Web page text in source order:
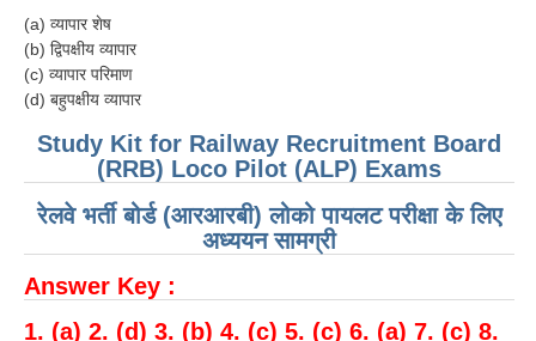
(a) व्यापार शेष
(b) द्विपक्षीय व्यापार
(c) व्यापार परिमाण
(d) बहुपक्षीय व्यापार
Study Kit for Railway Recruitment Board
(RRB) Loco Pilot (ALP) Exams
रेलवे भर्ती बोर्ड (आरआरबी) लोको पायलट परीक्षा के लिए
अध्ययन सामग्री
Answer Key :
1. (a) 2. (d) 3. (b) 4. (c) 5. (c) 6. (a) 7. (c) 8.